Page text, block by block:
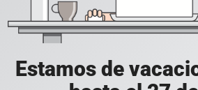
Estamos de